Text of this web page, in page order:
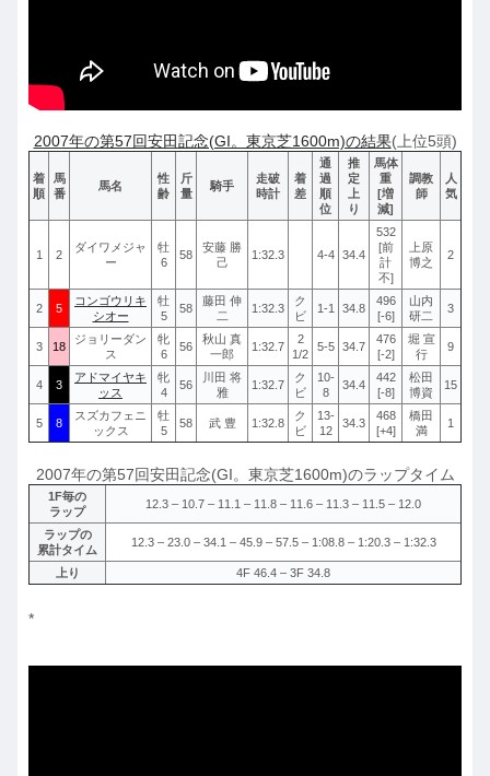
2007年の第57回安田記念(GI。東京芝1600m)の結果(上位5頭)
着
順
馬
番
馬名
性
齢
斤
量
騎手
走破
時計
着
差
通
過
順
位
推
定
上
り
馬体
重
[増
減]
調教
師
人
気
1 2
ダイワメジャ
ー
牡
6
58
安藤 勝
己
1:32.3 4-4 34.4
532
[前
計
不]
上原
博之
2
2 5
コンゴウリキ
シオー
牡
5
58
藤田 伸
二
1:32.3
ク
ビ
1-1 34.8
496
[-6]
山内
研二
3
3 18
ジョリーダン
ス
牝
6
56
秋山 真
一郎
1:32.7
2
1/2
5-5 34.7
476
[-2]
堀 宣
行
9
4 3
アドマイヤキ
ッス
牝
4
56
川田 将
雅
1:32.7
ク
ビ
10-
8
34.4
442
[-8]
松田
博資
15
5 8
スズカフェニ
ックス
牡
5
58 武 豊 1:32.8
ク
ビ
13-
12
34.3
468
[+4]
橋田
満
1
2007年の第57回安田記念(GI。東京芝1600m)のラップタイム
1F毎の
ラップ
12.3 – 10.7 – 11.1 – 11.8 – 11.6 – 11.3 – 11.5 – 12.0
ラップの
累計タイム
12.3 – 23.0 – 34.1 – 45.9 – 57.5 – 1:08.8 – 1:20.3 – 1:32.3
上り 4F 46.4 – 3F 34.8
*